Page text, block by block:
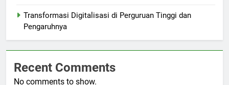
Transformasi Digitalisasi di Perguruan Tinggi dan
Pengaruhnya
Recent Comments
No comments to show.